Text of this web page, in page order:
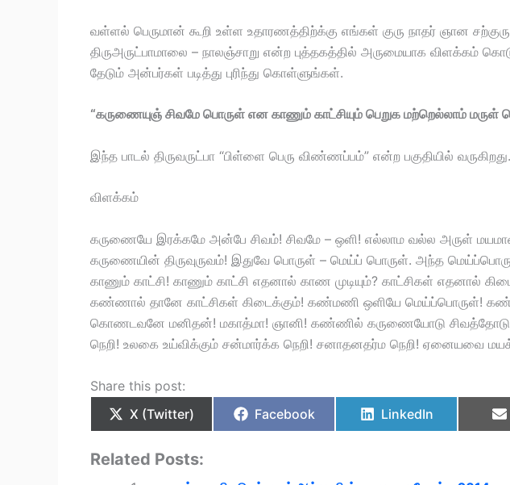
வள்ளல் பெருமான் கூறி உள்ள உதாரணத்திற்க்கு எங்கள் குரு நாதர் ஞான
திருஅருட்பாமாலை – நாலஞ்சாறு என்ற புத்தகத்தில் அருமையாக விளக்கம்
தேடும் அன்பர்கள் படித்து புரிந்து கொள்ளுங்கள்.
“கருணையுஞ் சிவமே பொருள் என காணும் காட்சியும் பெறுக மற்றெல்லாம் மருள்
இந்த பாடல் திருவருட்பா “பிள்ளை பெரு விண்ணப்பம்” என்ற பகுதியில் வருகிறது.
விளக்கம்
கருணையே இரக்கமே அன்பே சிவம்! சிவமே – ஒளி! எல்லாம வல்ல அருள்
கருணையின் திருவுருவம்! இதுவே பொருள் – மெய்ப் பொருள். அந்த
காணும் காட்சி! காணும் காட்சி எதனால் காண முடியும்? காட்சிகள் எதனால்
கண்ணால் தானே காட்சிகள் கிடைக்கும்! கண்மணி ஒளியே மெய்ப்பொருள்!
கொணடவனே மனிதன்! மகாத்மா! ஞானி! கண்ணில் கருணையோடு சிவத்தோடு
நெறி! உலகை உய்விக்கும் சன்மார்க்க நெறி! சனாதனதர்ம நெறி! ஏனையவை
Share this post:
X (Twitter) Facebook LinkedIn
Related Posts: